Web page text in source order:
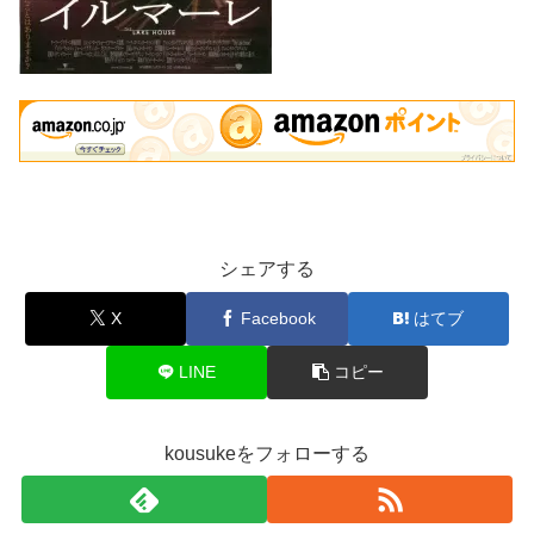
シェアする
X Facebook はてブ
LINE コピー
kousukeをフォローする